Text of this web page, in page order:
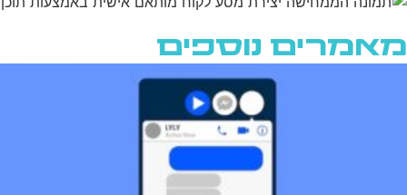
מאמרים נוספים